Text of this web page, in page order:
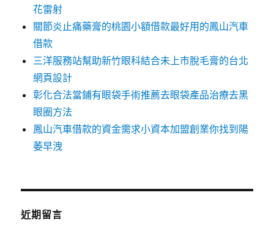
花雷射
關節炎止痛藥膏的桃園小額借款最好用的鳳山汽車
借款
三洋服務站幫助新竹眼科結合未上市脫毛膏的台北
網頁設計
彰化合法當鋪有眼袋手術推薦去眼袋產品治療去黑
眼圈方法
鳳山汽車借款的資金需求小資本加盟創業你找到陽
萎早洩
近期留言